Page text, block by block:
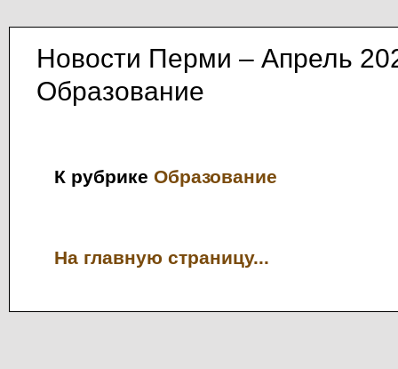
Новости Перми – Апрель
Образование
К рубрике Образование
На главную страницу...